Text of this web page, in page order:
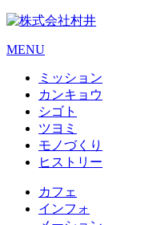
MENU
ミッション
カンキョウ
シゴト
ツヨミ
モノづくり
ヒストリー
カフェ
インフォ